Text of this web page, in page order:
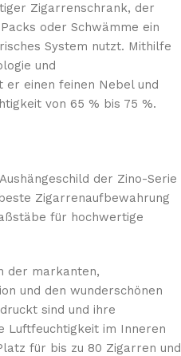
Zigarrenschrank, der
oder Schwämme ein
System nutzt. Mithilfe
und
einen feinen Nebel und
von 65 % bis 75 %.
der Zino-Serie
Zigarrenaufbewahrung
für hochwertige
der markanten,
und den wunderschönen
sind und ihre
Luftfeuchtigkeit im Inneren
für bis zu 80 Zigarren und